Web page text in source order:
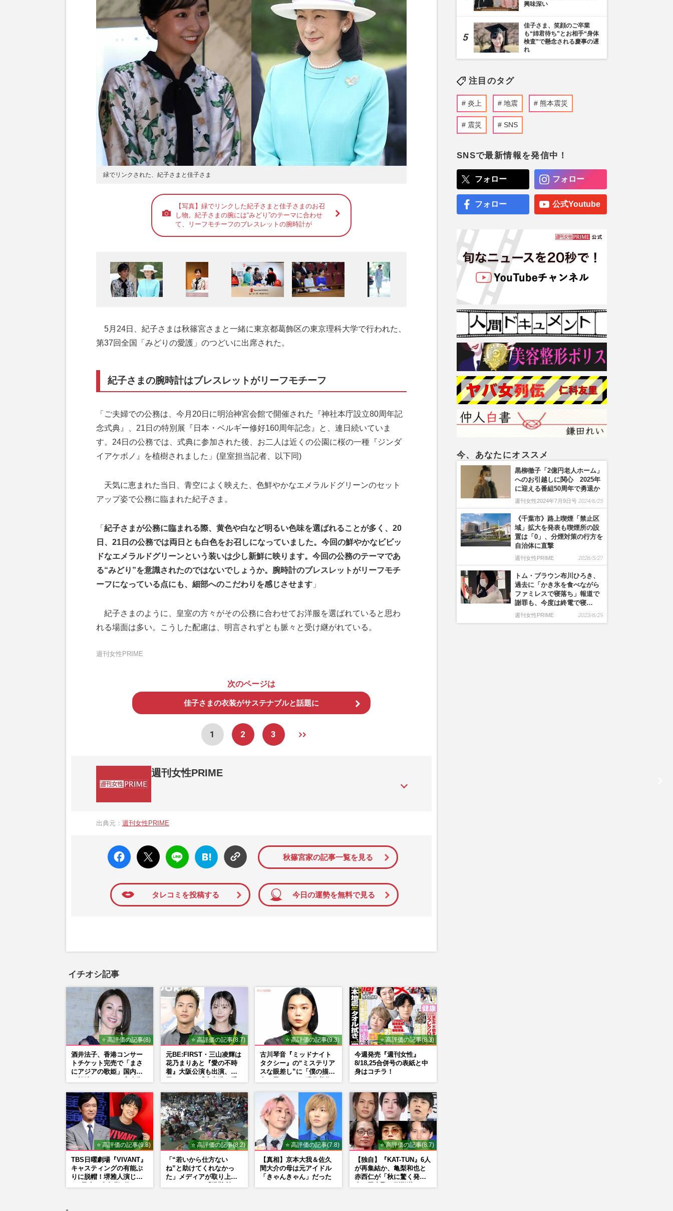
緑でリンクされた、紀子さまと佳子さま
【写真】緑でリンクした紀子さまと佳子さまのお召
し物。紀子さまの腕には“みどり”のテーマに合わせ
て、リーフモチーフのブレスレットの腕時計が
5月24日、紀子さまは秋篠宮さまと一緒に東京都葛飾区の東京理科大学で行われた、
第37回全国「みどりの愛護」のつどいに出席された。
紀子さまの腕時計はブレスレットがリーフモチーフ
「ご夫婦での公務は、今月20日に明治神宮会館で開催された『神社本庁設立80周年記
念式典』、21日の特別展『日本・ベルギー修好160周年記念』と、連日続いていま
す。24日の公務では、式典に参加された後、お二人は近くの公園に桜の一種『ジンダ
イアケボノ』を植樹されました」(皇室担当記者、以下同)
天気に恵まれた当日、青空によく映えた、色鮮やかなエメラルドグリーンのセット
アップ姿で公務に臨まれた紀子さま。
「 紀子さまが公務に臨まれる際、黄色や白など明るい色味を選ばれることが多く、20
日、21日の公務では両日とも白色をお召しになっていました。今回の鮮やかなビビッ
ドなエメラルドグリーンという装いは少し新鮮に映ります。今回の公務のテーマであ
る“みどり”を意識されたのではないでしょうか。腕時計のブレスレットがリーフモチ
ーフになっている点にも、細部へのこだわりを感じさせます 」
紀子さまのように、皇室の方々がその公務に合わせてお洋服を選ばれていると思わ
れる場面は多い。こうした配慮は、明言されずとも脈々と受け継がれている。
週刊女性PRIME
次のページは
佳子さまの衣装がサステナブルと話題に
1 2 3
週刊女性PRIME
か、女性週刊誌『週刊女性』の誌面に掲載された記事から、インターネット利用者層にとって特に関心の
出典元： 週刊女性PRIME
faceboo
k いい
ね
X ポス
ト
LINE
はてな
ブック
マーク
秋篠宮家の記事一覧を見る
タレコミを投稿する 今日の運勢を無料で見る
イチオシ記事
⭐ 高評価の記事(8)
酒井法子、香港コンサー
トチケット完売で「まさ
にアジアの歌姫」国内外
⭐ 高評価の記事(8.7)
元BE:FIRST・三山凌輝は
花乃まりあと『愛の不時
着』大阪公演も出演、趣
ぎ」の実情
⭐ 高評価の記事(9.3)
古川琴音『ミッドナイト
タクシー』の“ミステリア
スな眼差し”に「僕の描く
で“公認”
⭐ 高評価の記事(8.3)
今週発売『週刊女性』
8/18,25合併号の表紙と中
身はコチラ！
⭐ 高評価の記事(9.8)
TBS日曜劇場『VIVANT』
キャスティングの有能ぶ
りに脱帽！堺雅人演じ
⭐ 高評価の記事(8.2)
「“若いから仕方ない
ね”と助けてくれなかっ
た」メディアが取り上げ
⭐ 高評価の記事(7.8)
【真相】京本大我＆佐久
間大介の母は元アイドル
「きゃんきゃん」だった
⭐ 高評価の記事(8.7)
【独自】『KAT-TUN』6人
が再集結か、亀梨和也と
赤西仁が「秋に驚く発
興味深い
佳子さま、笑顔のご卒業
も“姉君待ち”とお相手“身体
検査”で懸念される慶事の遅
れ
注目のタグ
炎上 地震 熊本震災
震災 SNS
SNSで最新情報を発信中！
フォロー フォロー
フォロー 公式Youtube
今、あなたにオススメ
黒柳徹子「2億円老人ホーム」
へのお引越しに関心 2025年
に迎える番組50周年で勇退か
週刊女性2024年7月9日号 2024/6/25
《千葉市》路上喫煙「禁止区
域」拡大を発表も喫煙所の設
置は「0」、分煙対策の行方を
自治体に直撃
週刊女性PRIME 2026/5/27
トム・ブラウン布川ひろき、
過去に「かき氷を食べながら
ファミレスで寝落ち」報道で
謝罪も、今度は終電で寝…
週刊女性PRIME 2023/6/29